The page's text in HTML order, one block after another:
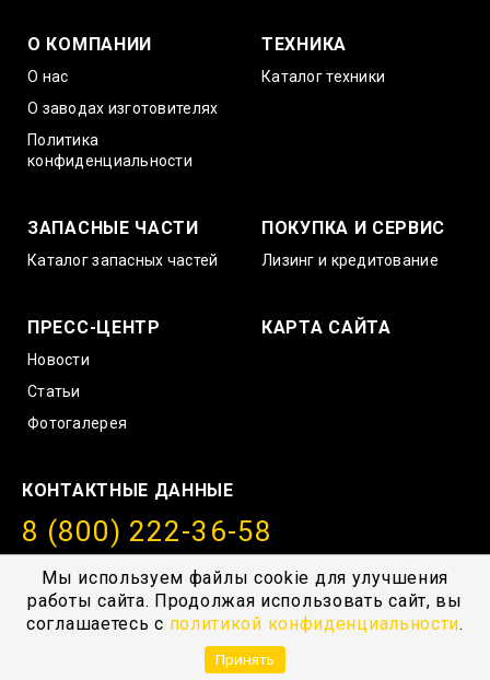
Мы используем файлы cookie для улучшения
работы сайта. Продолжая использовать сайт, вы
соглашаетесь с политикой конфиденциальности.
Принять
О КОМПАНИИ
О нас
О заводах изготовителях
Политика
конфиденциальности
ТЕХНИКА
Каталог техники
ЗАПАСНЫЕ ЧАСТИ
Каталог запасных частей
ПОКУПКА И СЕРВИС
Лизинг и кредитование
ПРЕСС-ЦЕНТР
Новости
Статьи
Фотогалерея
КАРТА САЙТА
КОНТАКТНЫЕ ДАННЫЕ
8 (800) 222-36-58
info@amurstroy.su
© 2004—2026, ГК “АмурСтройТехника”, г. Хабаровск,
с.Тополево, Проезд южный 1